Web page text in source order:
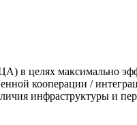
целях максимально
кооперации /
инфраструктуры и